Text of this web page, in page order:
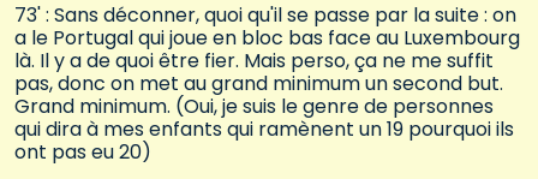
73' : Sans déconner, quoi qu'il se passe par la suite : on
a le Portugal qui joue en bloc bas face au Luxembourg
là. Il y a de quoi être fier. Mais perso, ça ne me suffit
pas, donc on met au grand minimum un second but.
Grand minimum. (Oui, je suis le genre de personnes
qui dira à mes enfants qui ramènent un 19 pourquoi ils
ont pas eu 20)